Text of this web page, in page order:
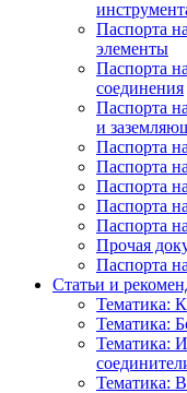
Паспорта
элементы
Паспорта
соединения
Паспорта
и
Паспорта
Паспорта
Паспорта
Паспорта
Паспорта
Прочая
Паспорта
Статьи и
Тематика:
Тематика:
Тематика:
Тематика: